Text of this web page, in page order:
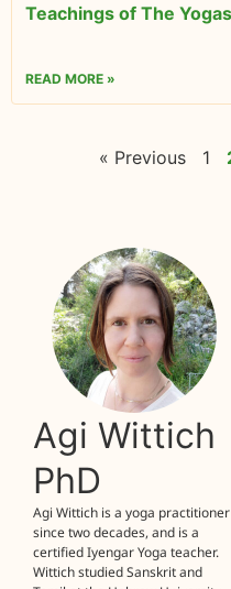
Teachings of The
READ MORE »
« Previous 1
Agi Wittich
PhD
Agi Wittich is a yoga practitioner
since two decades, and is a
certified Iyengar Yoga teacher.
Wittich studied Sanskrit and